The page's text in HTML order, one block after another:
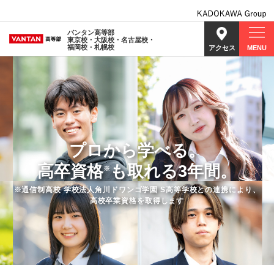
バンタン高等部
東京校・大阪校・名古屋校・
福岡校・札幌校
MENU
アクセス
プロから学べる。
高卒資格※も取れる3年間。
※通信制高校 学校法人角川ドワンゴ学園 S高等学校との連携により、
高校卒業資格を取得します